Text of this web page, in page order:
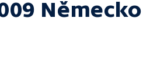
Německo